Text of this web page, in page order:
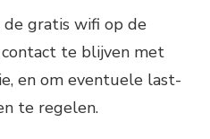
de gratis wifi op de
te blijven met
en om eventuele last-
te regelen.